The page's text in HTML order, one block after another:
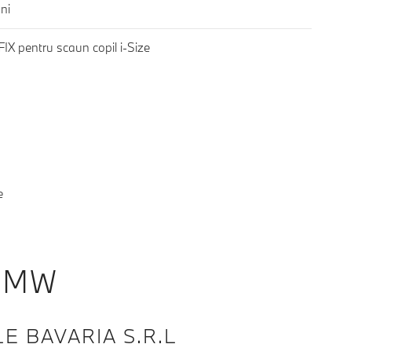
pentru scaun copil i-Size
BAVARIA S.R.L